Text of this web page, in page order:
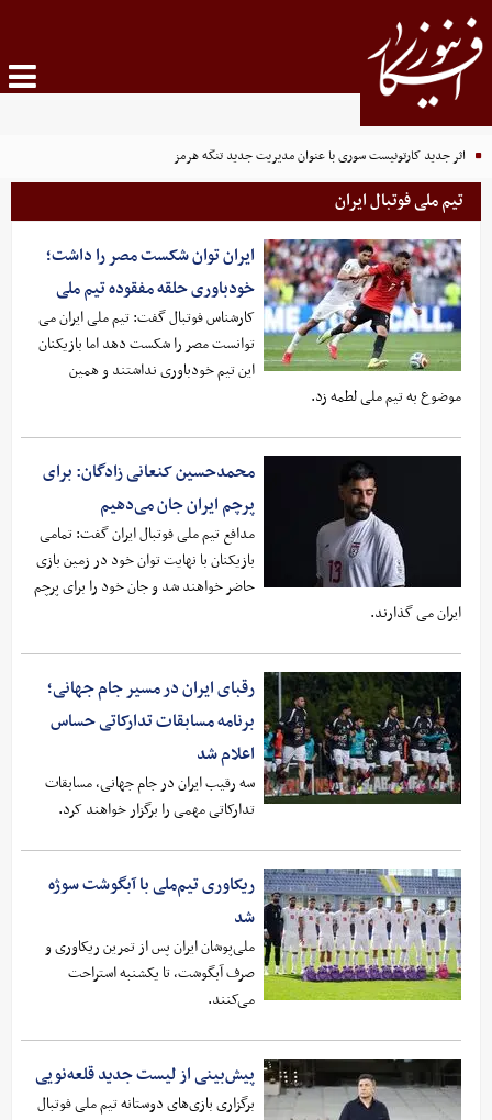
اثر جدید کارتونیست سوری با عنوان مدیریت جدید تنگه هرمز
تیم ملی فوتبال ایران
ایران توان شکست مصر را داشت؛
خودباوری حلقه مفقوده تیم ملی
کارشناس فوتبال گفت: تیم ملی ایران می
توانست مصر را شکست دهد اما بازیکنان
این تیم خودباوری نداشتند و همین
موضوع به تیم ملی لطمه زد.
محمدحسین کنعانی زادگان: برای
پرچم ایران جان می‌دهیم
مدافع تیم ملی فوتبال ایران گفت: تمامی
بازیکنان با نهایت توان خود در زمین بازی
حاضر خواهند شد و جان خود را برای پرچم
ایران می گذارند.
رقبای ایران در مسیر جام جهانی؛
برنامه مسابقات تدارکاتی حساس
اعلام شد
سه رقیب ایران در جام جهانی، مسابقات
تدارکاتی مهمی را برگزار خواهند کرد.
ریکاوری تیم‌ملی با آبگوشت سوژه
شد
ملی‌پوشان ایران پس از تمرین ریکاوری و
صرف آبگوشت، تا یکشنبه استراحت
می‌کنند.
پیش‌بینی از لیست جدید قلعه‌نویی
برگزاری بازی‌های دوستانه تیم ملی فوتبال